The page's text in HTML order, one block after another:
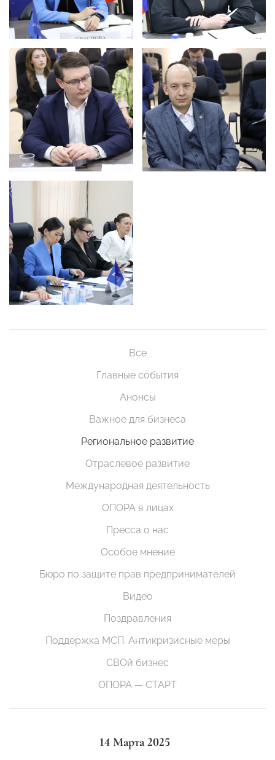
Все
Главные события
Анонсы
Важное для бизнеса
Региональное развитие
Отраслевое развитие
Международная деятельность
ОПОРА в лицах
Пресса о нас
Особое мнение
Бюро по защите прав предпринимателей
Видео
Поздравления
Поддержка МСП. Антикризисные меры
СВОй бизнес
ОПОРА — СТАРТ
14 Марта 2025